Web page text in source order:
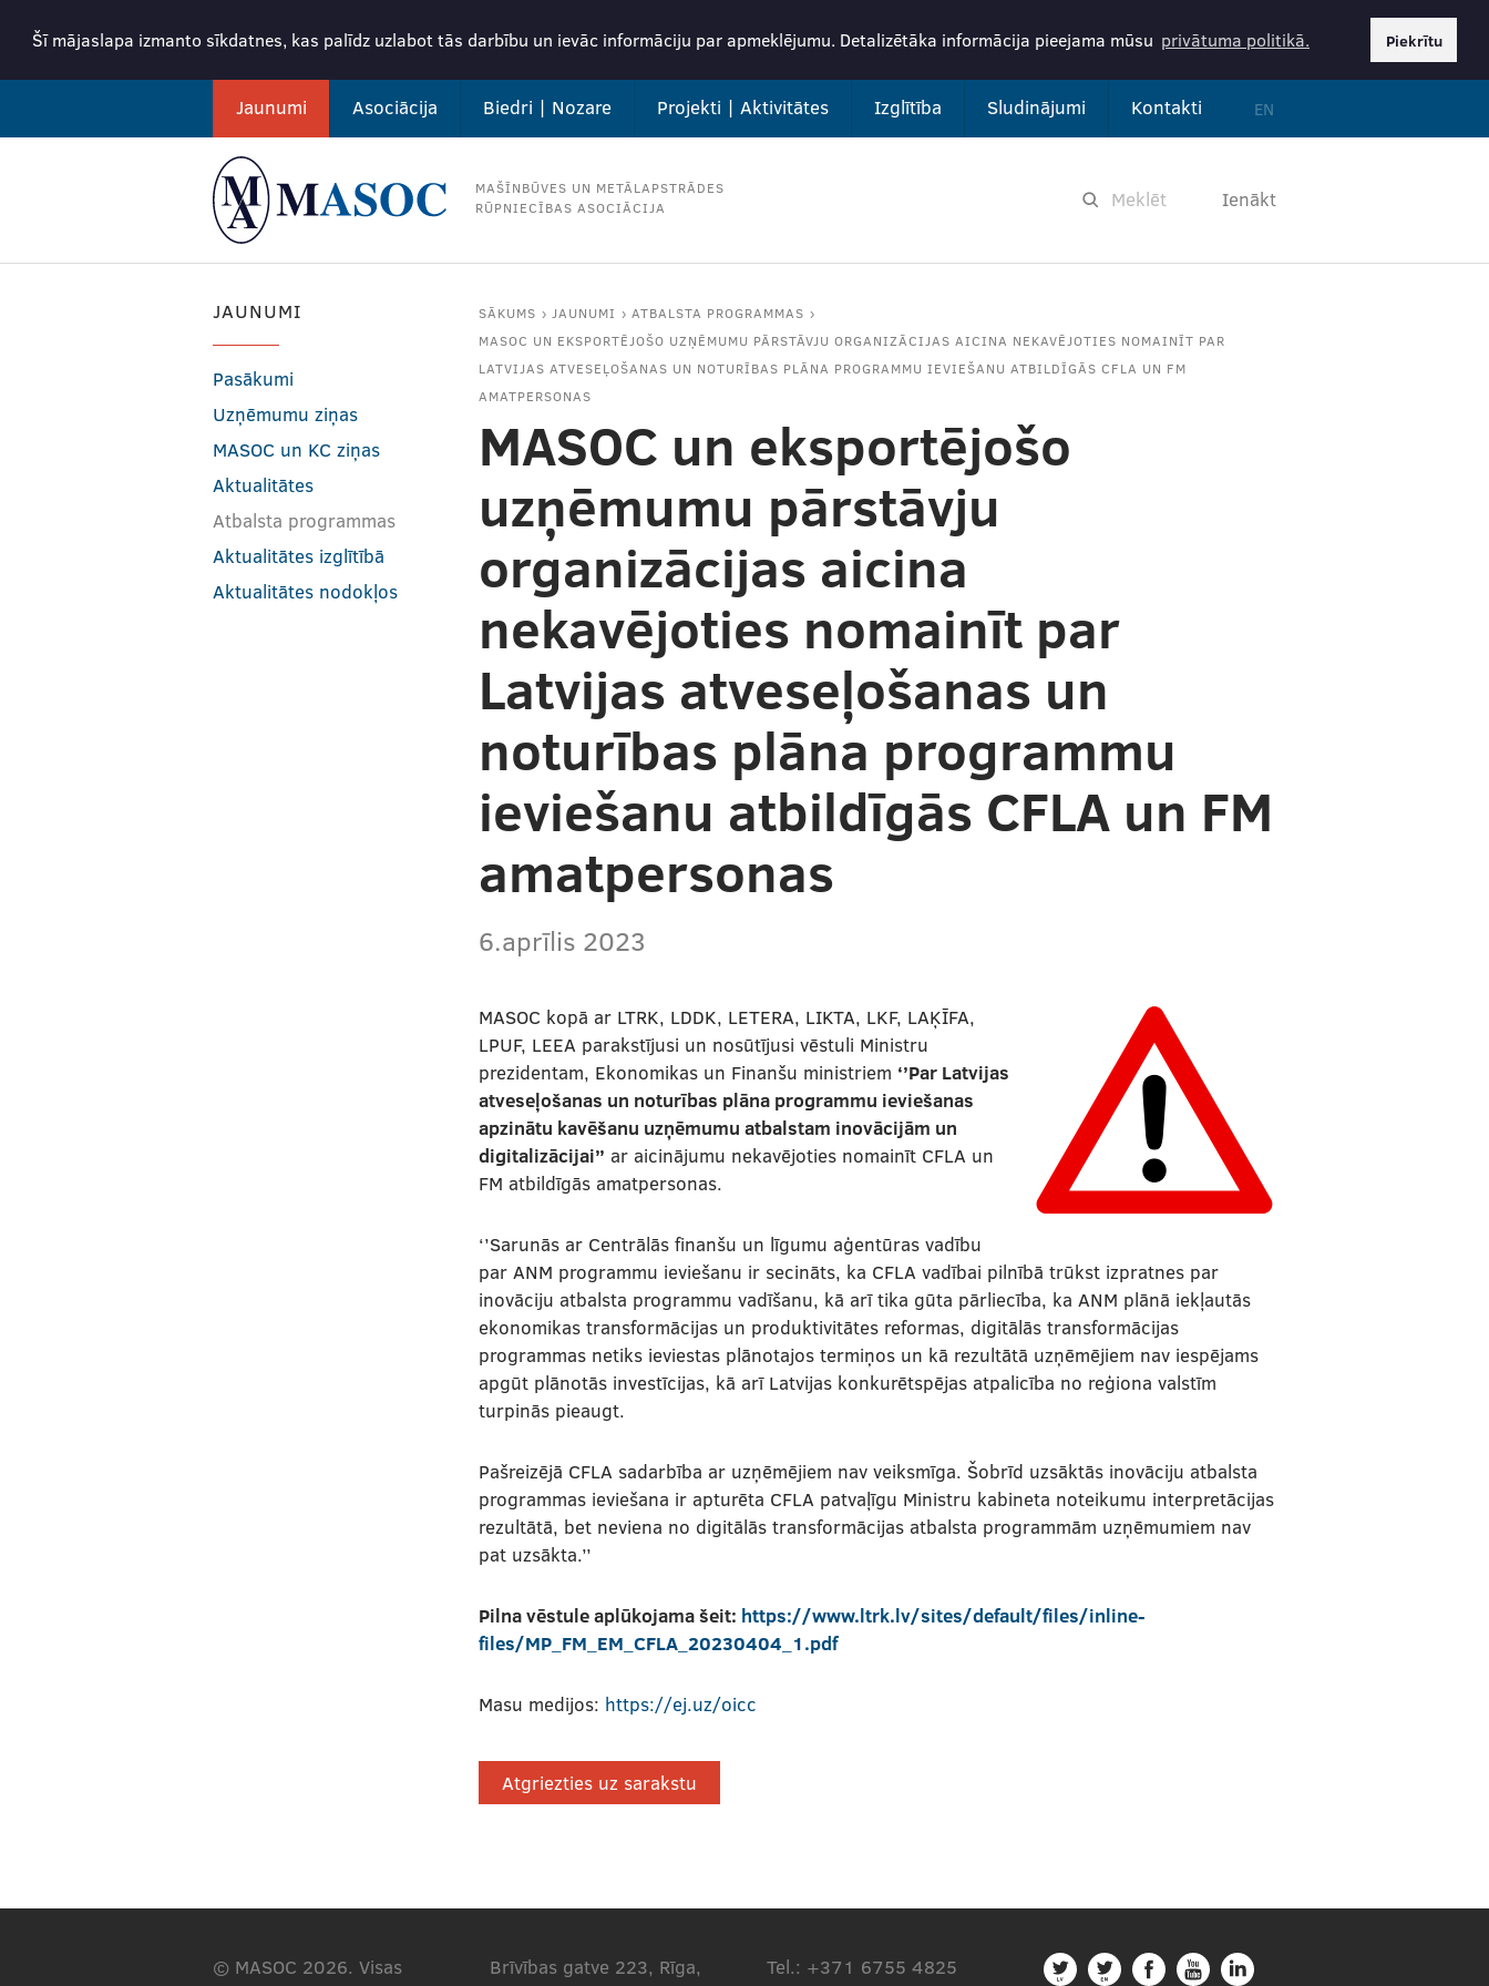
Šī mājaslapa izmanto sīkdatnes, kas palīdz uzlabot tās darbību un ievāc informāciju par apmeklējumu. Detalizētāka informācija pieejama mūsu privātuma politikā. Piekrītu
Jaunumi Asociācija Biedri | Nozare Projekti | Aktivitātes Izglītība Sludinājumi Kontakti EN
MAŠĪNBŪVES UN METĀLAPSTRĀDES
RŪPNIECĪBAS ASOCIĀCIJA
Ienākt
SĀKUMS JAUNUMI
ATBALSTA PROGRAMMAS
MASOC UN EKSPORTĒJOŠO UZŅĒMUMU PĀRSTĀVJU ORGANIZĀCIJAS AICINA NEKAVĒJOTIES NOMAINĪT PAR
LATVIJAS ATVESEĻOŠANAS UN NOTURĪBAS PLĀNA PROGRAMMU IEVIEŠANU ATBILDĪGĀS CFLA UN FM
AMATPERSONAS
MASOC un eksportējošo
uzņēmumu pārstāvju
organizācijas aicina
nekavējoties nomainīt par
Latvijas atveseļošanas un
noturības plāna programmu
ieviešanu atbildīgās CFLA un FM
amatpersonas
6.aprīlis 2023
MASOC kopā ar LTRK, LDDK, LETERA, LIKTA, LKF, LAĶĪFA,
LPUF, LEEA parakstījusi un nosūtījusi vēstuli Ministru
prezidentam, Ekonomikas un Finanšu ministriem ‘’Par Latvijas
atveseļošanas un noturības plāna programmu ieviešanas
apzinātu kavēšanu uzņēmumu atbalstam inovācijām un
digitalizācijai’’ ar aicinājumu nekavējoties nomainīt CFLA un
FM atbildīgās amatpersonas.
‘’Sarunās ar Centrālās finanšu un līgumu aģentūras vadību
par ANM programmu ieviešanu ir secināts, ka CFLA vadībai pilnībā trūkst izpratnes par
inovāciju atbalsta programmu vadīšanu, kā arī tika gūta pārliecība, ka ANM plānā iekļautās
ekonomikas transformācijas un produktivitātes reformas, digitālās transformācijas
programmas netiks ieviestas plānotajos termiņos un kā rezultātā uzņēmējiem nav iespējams
apgūt plānotās investīcijas, kā arī Latvijas konkurētspējas atpalicība no reģiona valstīm
turpinās pieaugt.
Pašreizējā CFLA sadarbība ar uzņēmējiem nav veiksmīga. Šobrīd uzsāktās inovāciju atbalsta
programmas ieviešana ir apturēta CFLA patvaļīgu Ministru kabineta noteikumu interpretācijas
rezultātā, bet neviena no digitālās transformācijas atbalsta programmām uzņēmumiem nav
pat uzsākta.’’
Pilna vēstule aplūkojama šeit: https://www.ltrk.lv/sites/default/files/inline-
files/MP_FM_EM_CFLA_20230404_1.pdf
Masu medijos: https://ej.uz/oicc
Atgriezties uz sarakstu
JAUNUMI
Pasākumi
Uzņēmumu ziņas
MASOC un KC ziņas
Aktualitātes
Atbalsta programmas
Aktualitātes izglītībā
Aktualitātes nodokļos
© MASOC 2026. Visas
Brīvības gatve 223, Rīga,
Tel.: +371 6755 4825